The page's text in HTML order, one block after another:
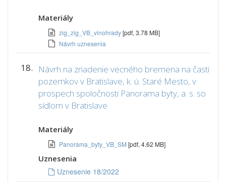
Materiály
zig_zig_VB_vinohrady[pdf, 3.78 MB]
Návrh uznesenia
18.
Návrh na zriadenie vecného bremena na časti
pozemkov v Bratislave, k. ú. Staré Mesto, v
prospech spoločnosti Panorama byty, a. s. so
sídlom v Bratislave
Materiály
Panorama_byty_VB_SM [pdf, 4.62 MB]
Uznesenia
Uznesenie 18/2022